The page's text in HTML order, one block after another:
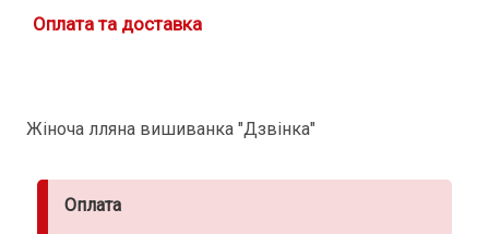
Оплата та доставка
Жіноча лляна вишиванка "Дзвінка"
Оплата